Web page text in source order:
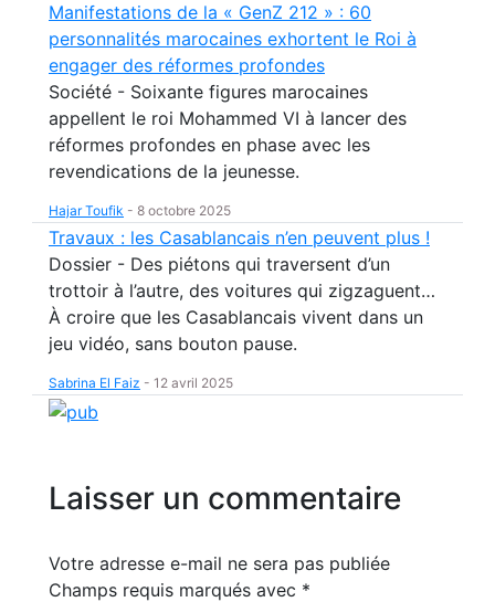
Manifestations de la « GenZ 212 » : 60
personnalités marocaines exhortent le Roi à
engager des réformes profondes
Société - Soixante figures marocaines
appellent le roi Mohammed VI à lancer des
réformes profondes en phase avec les
revendications de la jeunesse.
Hajar Toufik - 8 octobre 2025
Travaux : les Casablancais n’en peuvent plus !
Dossier - Des piétons qui traversent d’un
trottoir à l’autre, des voitures qui zigzaguent…
À croire que les Casablancais vivent dans un
jeu vidéo, sans bouton pause.
Sabrina El Faiz - 12 avril 2025
Laisser un commentaire
Votre adresse e-mail ne sera pas publiée
Champs requis marqués avec *